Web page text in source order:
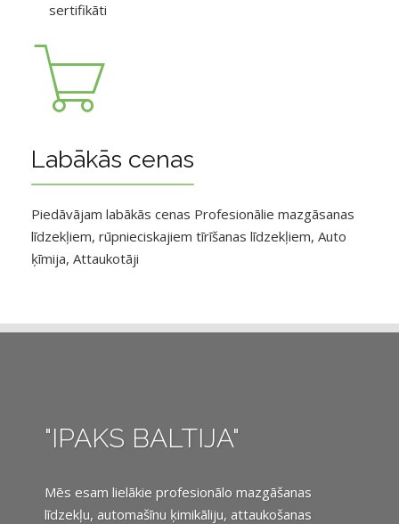
sertifikāti
Labākās cenas
Piedāvājam labākās cenas Profesionālie mazgāsanas
līdzekļiem, rūpnieciskajiem tīrīšanas līdzekļiem, Auto
ķīmija, Attaukotāji
"IPAKS BALTIJA"
Mēs esam lielākie profesionālo mazgāšanas
līdzekļu, automašīnu ķimikāliju, attaukošanas